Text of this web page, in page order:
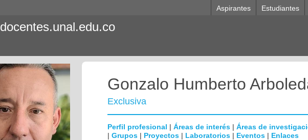
Aspirantes Estudiantes
docentes.unal.edu.co
Gonzalo Humberto
Exclusiva
Perfil profesional | Áreas de interés | Áreas de
| Grupos | Proyectos | Laboratorios | Eventos | Enlaces